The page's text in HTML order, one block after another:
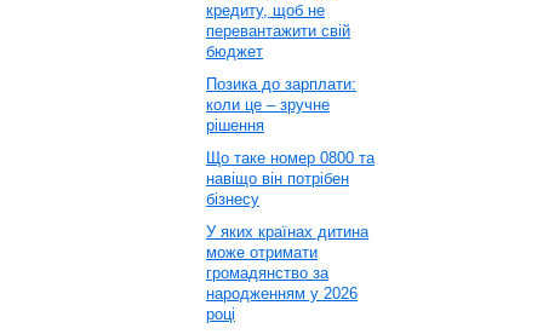
кредиту, щоб не
перевантажити свій
бюджет
Позика до зарплати:
коли це – зручне
рішення
Що таке номер 0800 та
навіщо він потрібен
бізнесу
У яких країнах дитина
може отримати
громадянство за
народженням у 2026
році